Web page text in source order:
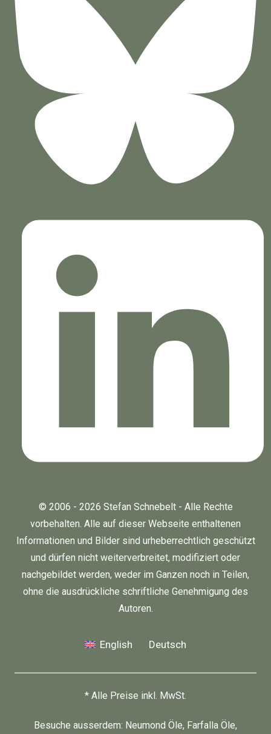
© 2006 - 2026 Stefan Schnebelt - Alle Rechte
vorbehalten. Alle auf dieser Webseite enthaltenen
Informationen und Bilder sind urheberrechtlich geschützt
und dürfen nicht weiterverbreitet, modifiziert oder
nachgebildet werden, weder im Ganzen noch in Teilen,
ohne die ausdrückliche schriftliche Genehmigung des
Autoren.
English Deutsch
* Alle Preise inkl. MwSt.
Besuche ausserdem: Neumond Öle, Farfalla Öle,